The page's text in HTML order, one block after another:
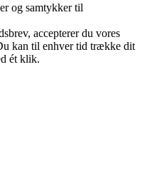
og samtykker til
accepterer du vores
kan til enhver tid trække dit
ét klik.